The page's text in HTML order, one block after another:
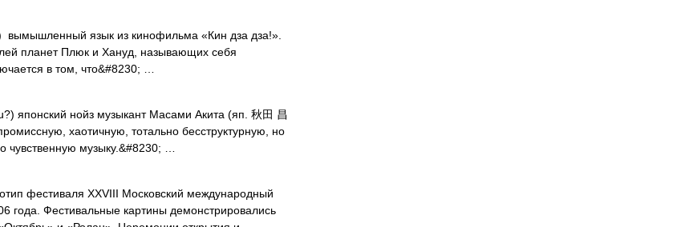
вымышленный язык из кинофильма «Кин дза дза!».
планет Плюк и Хануд, называющих себя
в том, что&#8230; …
японский нойз музыкант Масами Акита (яп. 秋田 昌
хаотичную, тотально бесструктурную, но
чувственную музыку.&#8230; …
фестиваля XXVIII Московский международный
года. Фестивальные картины демонстрировались